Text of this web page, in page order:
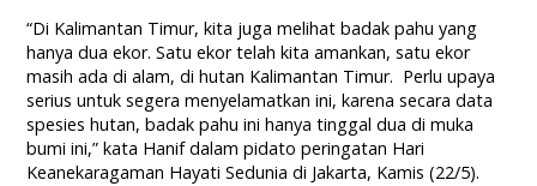
“Di Kalimantan Timur, kita juga melihat badak pahu yang
hanya dua ekor. Satu ekor telah kita amankan, satu ekor
masih ada di alam, di hutan Kalimantan Timur. Perlu upaya
serius untuk segera menyelamatkan ini, karena secara data
spesies hutan, badak pahu ini hanya tinggal dua di muka
bumi ini,” kata Hanif dalam pidato peringatan Hari
Keanekaragaman Hayati Sedunia di Jakarta, Kamis (22/5).